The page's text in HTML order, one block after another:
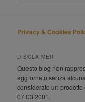
Privacy & Cookies
DISCLAIMER
Questo blog non
aggiornato senza
considerato un
07.03.2001.